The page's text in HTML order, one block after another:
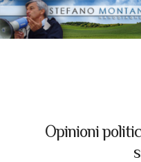
Opinioni